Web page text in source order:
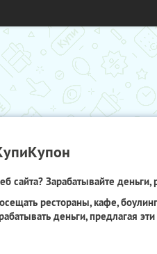
сайта? Зарабатывайте
рестораны, кафе,
деньги, предлагая